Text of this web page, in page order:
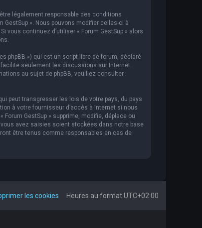
légalement responsable des conditions
GestSup ». Nous pouvons modifier celles-ci à
vous continuez d’utiliser « Forum GestSup » alors
phpBB ») qui est un script libre de forum, déclaré
facilite seulement les discussions sur Internet.
au sujet de phpBB, veuillez consulter :
peut transgresser les lois de votre pays, du pays
à votre fournisseur d’accès à Internet si nous
GestSup » supprime, modifie, déplace ou
avez saisies soient stockées dans notre base
être tenus comme responsables en cas de
Heures au formatUTC+02:00
les cookies